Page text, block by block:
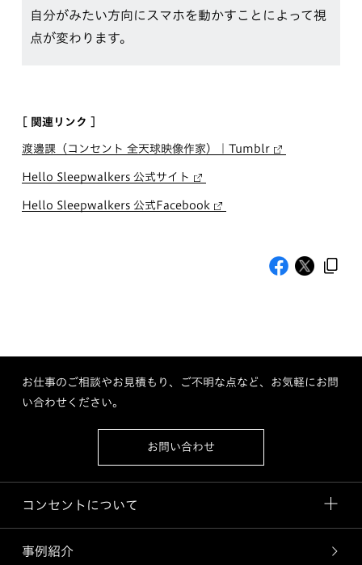
自分がみたい方向にスマホを動かすことによって視
点が変わります。
[ 関連リンク ]
渡邊課（コンセント 全天球映像作家）｜Tumblr
Hello Sleepwalkers 公式サイト
Hello Sleepwalkers 公式Facebook
お仕事のご相談やお見積もり、ご不明な点など、お気軽にお問
い合わせください。
お問い合わせ
コンセントについて
事例紹介